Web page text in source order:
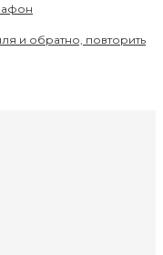
и обратно, повторить